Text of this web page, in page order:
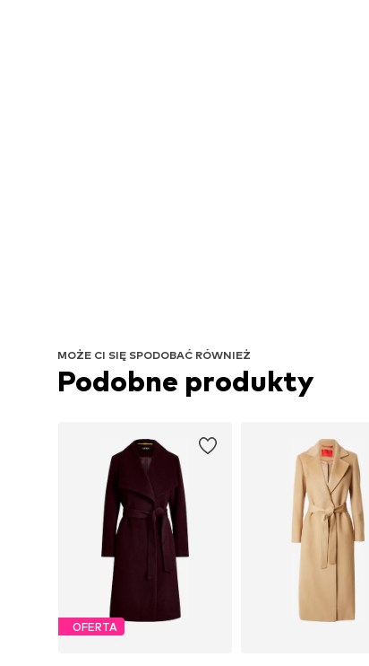
MOŻE CI SIĘ SPODOBAĆ RÓWNIEŻ
Podobne produkty
OFERTA